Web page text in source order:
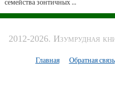
семейства зонтичных ...
2012-2026. Изумрудная
Главная Обратная связь